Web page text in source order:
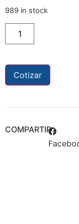
989 in stock
Cotizar
COMPARTIR